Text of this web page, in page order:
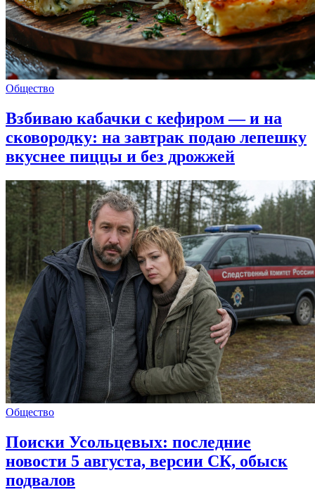
Общество
Взбиваю кабачки с кефиром — и на
сковородку: на завтрак подаю лепешку
вкуснее пиццы и без дрожжей
Общество
Поиски Усольцевых: последние
новости 5 августа, версии СК, обыск
подвалов